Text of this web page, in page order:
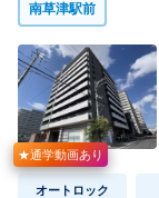
南草津駅前
★通学動画あり
オートロック